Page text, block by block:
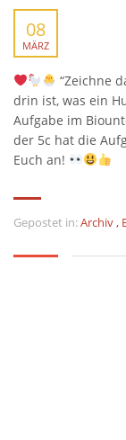
08
MÄRZ
“Zeichne
drin ist, was ein
Aufgabe im
der 5c hat die
Euch an!
Gepostet in:Archiv,